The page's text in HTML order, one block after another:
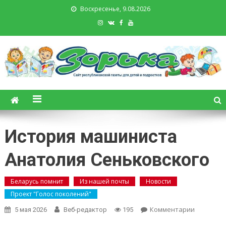
Воскресенье, 9.08.2026
Зорька. Газета для детей и
подростков
История машиниста
Анатолия Сеньковского
Беларусь помнит Из нашей почты
Новости
Проект "Голос поколений"
5 мая 2026 Веб-редактор 195 Комментарииon